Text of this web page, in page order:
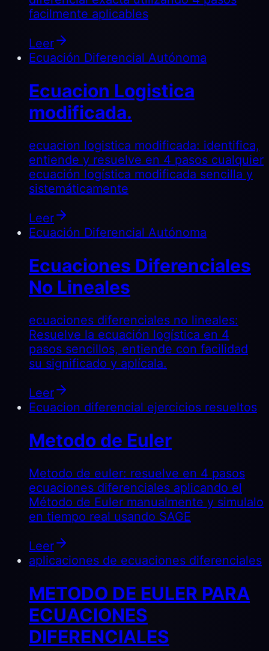
facilmente aplicables
Leer
Ecuación Diferencial Autónoma
Ecuacion Logistica
modificada.
ecuacion logistica modificada: identifica,
entiende y resuelve en 4 pasos cualquier
ecuación logística modificada sencilla y
sistemáticamente
Leer
Ecuación Diferencial Autónoma
Ecuaciones Diferenciales
No Lineales
ecuaciones diferenciales no lineales:
Resuelve la ecuación logística en 4
pasos sencillos, entiende con facilidad
su significado y aplícala.
Leer
Ecuacion diferencial ejercicios resueltos
Metodo de Euler
Metodo de euler: resuelve en 4 pasos
ecuaciones diferenciales aplicando el
Método de Euler manualmente y simulalo
en tiempo real usando SAGE
Leer
aplicaciones de ecuaciones diferenciales
METODO DE EULER PARA
ECUACIONES
DIFERENCIALES